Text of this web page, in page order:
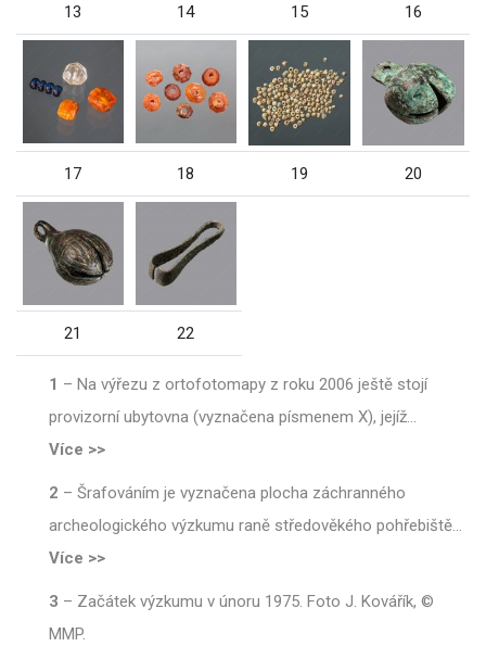
13 14 15 16
17 18 19 20
21 22
1 – Na výřezu z ortofotomapy z roku 2006 ještě stojí
provizorní ubytovna (vyznačena písmenem X), jejíž…
Více >>
2 – Šrafováním je vyznačena plocha záchranného
archeologického výzkumu raně středověkého pohřebiště…
Více >>
3 – Začátek výzkumu v únoru 1975. Foto J. Kovářík, ©
MMP.